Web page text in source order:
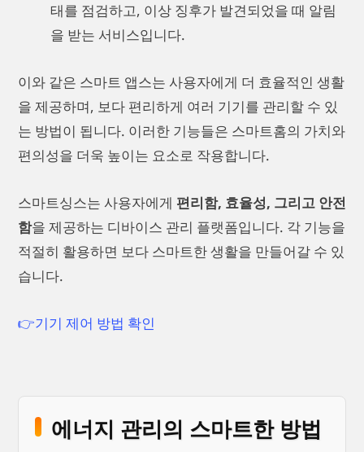
태를 점검하고, 이상 징후가 발견되었을 때 알림
을 받는 서비스입니다.
이와 같은 스마트 앱스는 사용자에게 더 효율적인 생활
을 제공하며, 보다 편리하게 여러 기기를 관리할 수 있
는 방법이 됩니다. 이러한 기능들은 스마트홈의 가치와
편의성을 더욱 높이는 요소로 작용합니다.
스마트싱스는 사용자에게 편리함, 효율성, 그리고 안전
함을 제공하는 디바이스 관리 플랫폼입니다. 각 기능을
적절히 활용하면 보다 스마트한 생활을 만들어갈 수 있
습니다.
👉기기 제어 방법 확인
에너지 관리의 스마트한 방법